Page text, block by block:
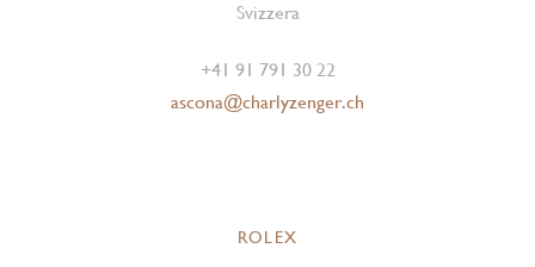
Svizzera
+41 91 791 30 22
ascona@charlyzenger.ch
ROLEX